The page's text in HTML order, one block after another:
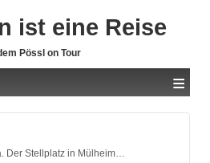
ist eine Reise
Pössl on Tour
≡
Der Stellplatz in Mülheim…